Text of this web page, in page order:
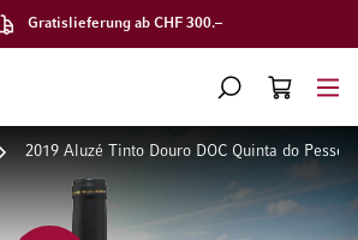
Gratislieferung ab CHF 300.–
SUCHE
WARENKORB
2019 Aluzé Tinto Douro DOC Quinta do
Zum Ende der Bildgalerie springen
Zum Anfang der